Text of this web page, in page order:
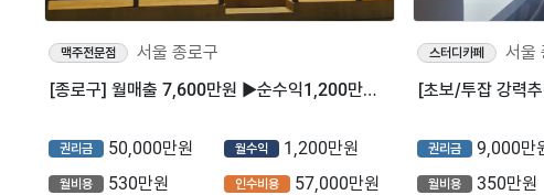
맥주전문점
서울 종로구
[종로구] 월매출 7,600만원 ▶순수익1,200만원 내외◀ [고매출/고수익 매장] 역전할머니맥주
권리금 50,000만원 월수익 1,200만원
월비용 530만원 인수비용 57,000만원
스터디카페
서울
권리금 9,000만
월비용 350만원